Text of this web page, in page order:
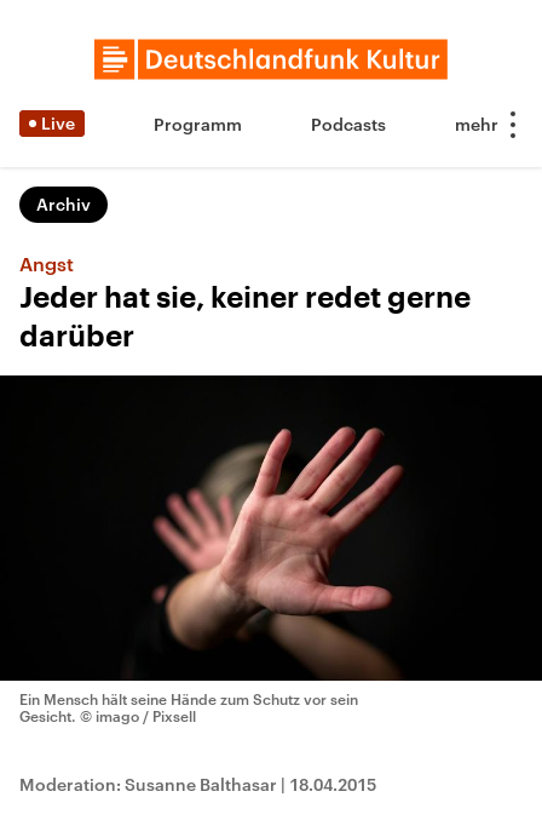
Live Programm Podcasts
Archiv
Angst
Jeder hat sie, keiner redet gerne
darüber
Ein Mensch hält seine Hände zum Schutz vor sein
Gesicht. © imago / Pixsell
Moderation: Susanne Balthasar | 18.04.2015